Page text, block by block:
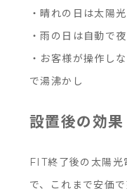
・晴れの日は太陽
・雨の日は自動で
・お客様が操作し
で湯沸かし
設置後の効果
FIT終了後の太陽光
で、これまで安価